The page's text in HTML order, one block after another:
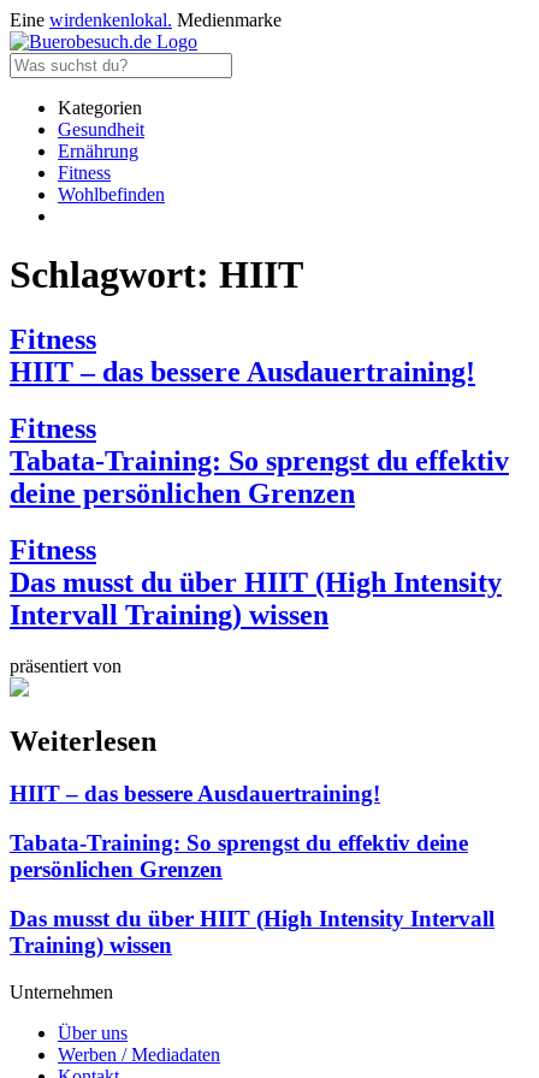
Eine wirdenkenlokal. Medienmarke
Kategorien
Gesundheit
Ernährung
Fitness
Wohlbefinden
Schlagwort: HIIT
Fitness
HIIT – das bessere Ausdauertraining!
Fitness
Tabata-Training: So sprengst du effektiv
deine persönlichen Grenzen
Fitness
Das musst du über HIIT (High Intensity
Intervall Training) wissen
präsentiert von
Weiterlesen
HIIT – das bessere Ausdauertraining!
Tabata-Training: So sprengst du effektiv deine
persönlichen Grenzen
Das musst du über HIIT (High Intensity Intervall
Training) wissen
Unternehmen
Über uns
Werben / Mediadaten